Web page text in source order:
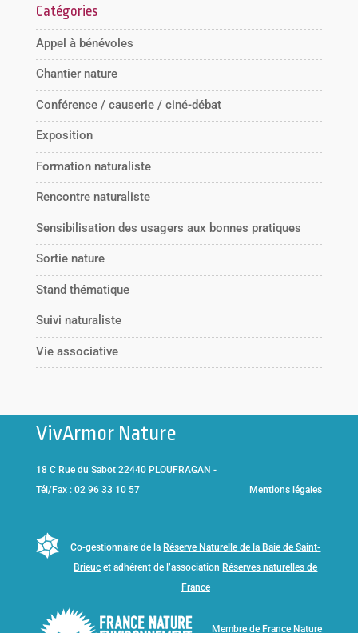
Catégories
Appel à bénévoles
Chantier nature
Conférence / causerie / ciné-débat
Exposition
Formation naturaliste
Rencontre naturaliste
Sensibilisation des usagers aux bonnes pratiques
Sortie nature
Stand thématique
Suivi naturaliste
Vie associative
VivArmor Nature
18 C Rue du Sabot 22440 PLOUFRAGAN -
Tél/Fax : 02 96 33 10 57
Mentions légales
Co-gestionnaire de la Réserve Naturelle de la Baie de Saint-
Brieuc et adhérent de l’association Réserves naturelles de
France
Membre de France Nature